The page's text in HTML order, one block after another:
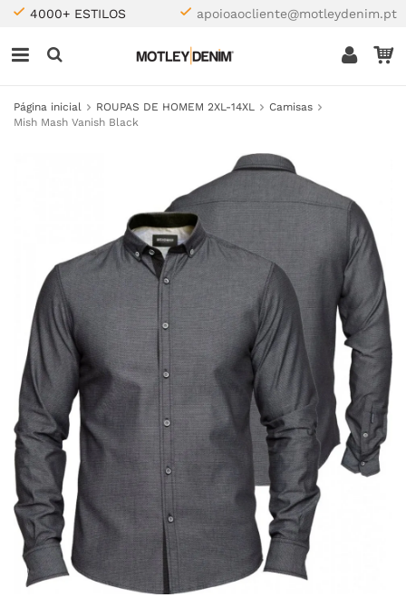
4000+ ESTILOS apoioaocliente@motleydenim.pt
Página inicial ROUPAS DE HOMEM 2XL-14XL
Camisas
Mish Mash Vanish Black